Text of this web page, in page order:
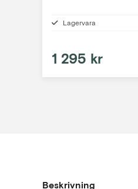
Lagervara
1 295 kr
Beskrivning